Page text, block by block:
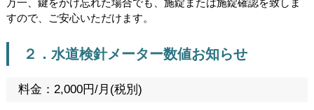
万一、鍵をかけ忘れた場合でも、施錠または施錠確認を致しま
すので、ご安心いただけます。
２．水道検針メーター数値お知らせ
料金：2,000円/月(税別)